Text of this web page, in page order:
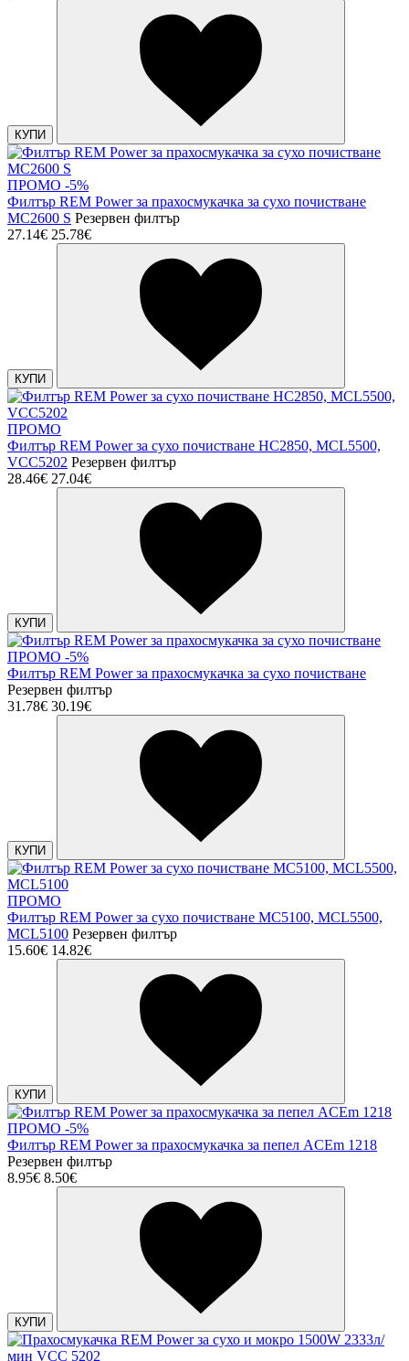
КУПИ
ПРОМО -5%
Филтър REM Power за прахосмукачка за сухо почистване
MC2600 S Резервен филтър
27.14€ 25.78€
КУПИ
ПРОМО
Филтър REM Power за сухо почистване HC2850, MCL5500,
VCC5202 Резервен филтър
28.46€ 27.04€
КУПИ
ПРОМО -5%
Филтър REM Power за прахосмукачка за сухо почистване
Резервен филтър
31.78€ 30.19€
КУПИ
ПРОМО
Филтър REM Power за сухо почистване MC5100, MCL5500,
MCL5100 Резервен филтър
15.60€ 14.82€
КУПИ
ПРОМО -5%
Филтър REM Power за прахосмукачка за пепел ACEm 1218
Резервен филтър
8.95€ 8.50€
КУПИ